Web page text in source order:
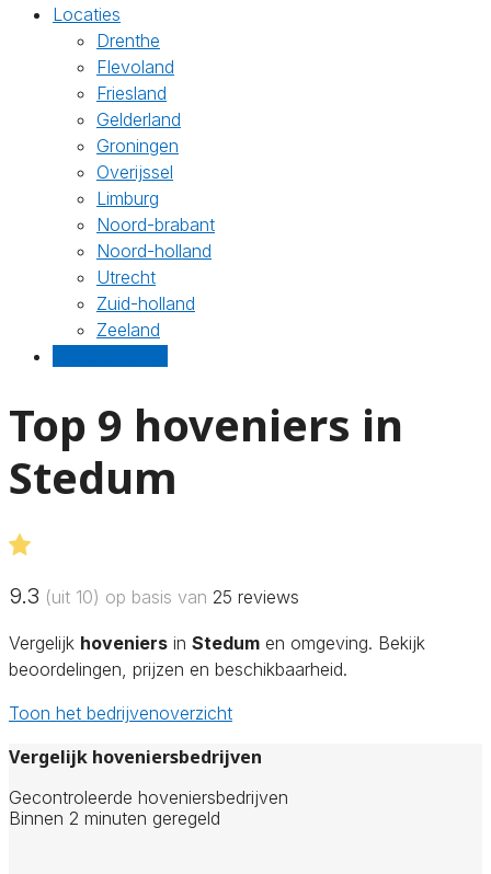
Locaties
Drenthe
Flevoland
Friesland
Gelderland
Groningen
Overijssel
Limburg
Noord-brabant
Noord-holland
Utrecht
Zuid-holland
Zeeland
Top 9 hoveniers in
Stedum
9.3 (uit 10) op basis van 25 reviews
Vergelijk hoveniers in Stedum en omgeving. Bekijk
beoordelingen, prijzen en beschikbaarheid.
Toon het bedrijvenoverzicht
Vergelijk hoveniersbedrijven
Gecontroleerde hoveniersbedrijven
Binnen 2 minuten geregeld